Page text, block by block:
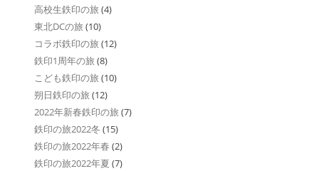
高校生鉄印の旅 (4)
東北DCの旅 (10)
コラボ鉄印の旅 (12)
鉄印1周年の旅 (8)
こども鉄印の旅 (10)
朔日鉄印の旅 (12)
2022年新春鉄印の旅 (7)
鉄印の旅2022冬 (15)
鉄印の旅2022年春 (2)
鉄印の旅2022年夏 (7)